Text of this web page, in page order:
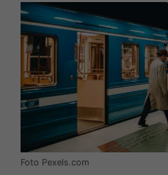
Foto Pexels.com